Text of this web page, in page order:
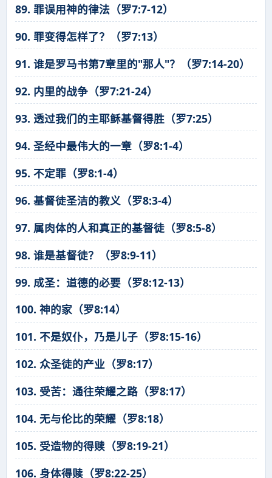
89. 罪误用神的律法（罗7:7-12）
90. 罪变得怎样了？（罗7:13）
91. 谁是罗马书第7章里的"那人"？（罗7:14-20）
92. 内里的战争（罗7:21-24）
93. 透过我们的主耶稣基督得胜（罗7:25）
94. 圣经中最伟大的一章（罗8:1-4）
95. 不定罪（罗8:1-4）
96. 基督徒圣洁的教义（罗8:3-4）
97. 属肉体的人和真正的基督徒（罗8:5-8）
98. 谁是基督徒？（罗8:9-11）
99. 成圣：道德的必要（罗8:12-13）
100. 神的家（罗8:14）
101. 不是奴仆，乃是儿子（罗8:15-16）
102. 众圣徒的产业（罗8:17）
103. 受苦：通往荣耀之路（罗8:17）
104. 无与伦比的荣耀（罗8:18）
105. 受造物的得赎（罗8:19-21）
106. 身体得赎（罗8:22-25）